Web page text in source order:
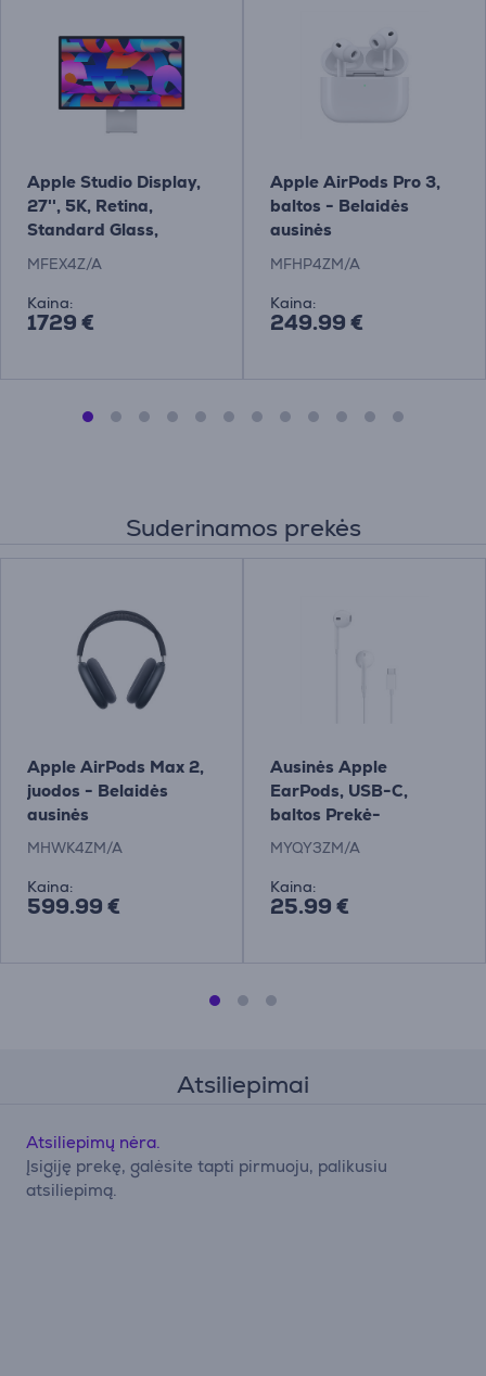
Apple Studio Display,
27'', 5K, Retina,
Standard Glass,
pakreipiamas stovas,
pilkas - Monitorius
MFEX4Z/A
Kaina:
1729 €
Apple AirPods Pro 3,
baltos - Belaidės
ausinės
MFHP4ZM/A
Kaina:
249.99 €
Suderinamos prekės
Apple AirPods Max 2,
juodos - Belaidės
ausinės
MHWK4ZM/A
Kaina:
599.99 €
Ausinės Apple
EarPods, USB-C,
baltos Prekė-
MYQY3ZM/A
MYQY3ZM/A
Kaina:
25.99 €
Atsiliepimai
Atsiliepimų nėra.
Įsigiję prekę, galėsite tapti pirmuoju, palikusiu
atsiliepimą.